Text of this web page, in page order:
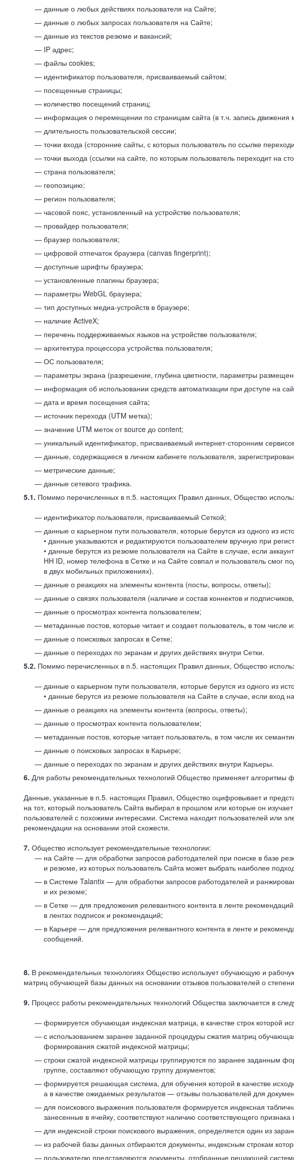
данные о любых действиях пользователя на Сайте;
данные о любых запросах пользователя на Сайте;
данные из текстов резюме и вакансий;
IP адрес;
файлы cookies;
идентификатор пользователя, присваиваемый сайтом;
посещенные страницы;
количество посещений страниц;
информация о перемещении по страницам сайта (в т.ч. запись
длительность пользовательской сессии;
точки входа (сторонние сайты, с которых пользователь по ссылке
точки выхода (ссылки на сайте, по которым пользователь переходит на
страна пользователя;
геопозицию;
регион пользователя;
часовой пояс, установленный на устройстве пользователя;
провайдер пользователя;
браузер пользователя;
цифровой отпечаток браузера (canvas fingerprint);
доступные шрифты браузера;
установленные плагины браузера;
параметры WebGL браузера;
тип доступных медиа-устройств в браузере;
наличие ActiveX;
перечень поддерживаемых языков на устройстве пользователя;
архитектура процессора устройства пользователя;
ОС пользователя;
параметры экрана (разрешение, глубина цветности, параметры
информация об использовании средств автоматизации при доступе на
дата и время посещения сайта;
источник перехода (UTM метка);
значение UTM меток от source до content;
уникальный идентификатор, присваиваемый интернет-сторонним
данные, содержащиеся в личном кабинете пользователя,
метрические данные;
данные сетевого трафика.
5.1. Помимо перечисленных в п.5. настоящих Правил данных, Общество
идентификатор пользователя, присваиваемый Сеткой;
данные о карьерном пути пользователя, которые берутся из одного из
• данные указываются и редактируются пользователем вручную при
• данные берутся из резюме пользователя на Сайте в случае, если
HH ID, номер телефона в Сетке и на Сайте совпал и пользователь смог
в двух мобильных приложениях).
данные о реакциях на элементы контента (посты, вопросы, ответы);
данные о связях пользователя (наличие и состав коннектов и
данные о просмотрах контента пользователем;
метаданные постов, которые читает и создает пользователь, в том числе
данные о поисковых запросах в Сетке;
данные о переходах по экранам и других действиях внутри Сетки.
5.2. Помимо перечисленных в п.5. настоящих Правил данных, Общество
данные о карьерном пути пользователя, которые берутся из одного из
• данные берутся из резюме пользователя на Сайте в случае, если вход
данные о реакциях на элементы контента (вопросы, ответы);
данные о просмотрах контента пользователем;
метаданные постов, которые читает пользователь, в том числе их
данные о поисковых запросах в Карьере;
данные о переходах по экранам и других действиях внутри Карьеры.
6. Для работы рекомендательных технологий Общество применяет алгоритмы
Данные, указанные в п.5. настоящих Правил, Общество оцифровывает и
на тот, который пользователь Сайта выбирал в прошлом или которые он
пользователей с похожими интересами. Система находит пользователей или
рекомендации на основании этой схожести.
7. Общество использует рекомендательные технологии:
на Сайте — для обработки запросов работодателей при поиске в базе
и резюме, из которых пользователь Сайта может выбрать наиболее
в Системе Talantix — для обработки запросов работодателей и
и их резюме;
в Сетке — для предложения релевантного контента в ленте
в лентах подписок и рекомендаций;
в Карьере — для предложения релевантного контента в ленте и
сообщений.
8. В рекомендательных технологиях Общество использует обучающую и
матриц обучающей базы данных на основании отзывов пользователей о
9. Процесс работы рекомендательных технологий Общества заключается в
формируется обучающая индексная матрица, в качестве строк которой
с использованием заранее заданной процедуры сжатия матриц
формирования сжатой индексной матрицы;
строки сжатой индексной матрицы группируются по заранее заданным
группе, составляют обучающую группу документов;
формируется решающая система, для обучения которой в качестве
а в качестве ожидаемых результатов — отзывы пользователей для
для поискового выражения пользователя формируется индексная
занесенные в ячейку, соответствуют наличию соответствующего
для индексной строки поискового выражения, определяется один из
из рабочей базы данных отбираются документы, индексным строкам
пользователю представляются документы, отобранные решающей